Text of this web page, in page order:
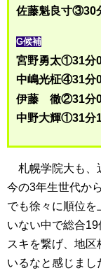
佐藤魁良寸③30
G候補
宮野勇太①31分
中嶋光柾④31分
伊藤 徹②31分
中野大輝①31分
札幌学院大も、
今の3年生世代か
でも徐々に順位を
いない中で総合
スキを繋げ、地
いるなと感じまし